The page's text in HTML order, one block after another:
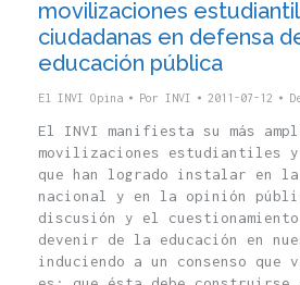
movilizaciones
ciudadanas en defensa
educación pública
El INVI Opina Por INVI 2011-07-12
El INVI manifiesta su más
movilizaciones estudiantiles y
que han logrado instalar en la
nacional y en la opinión
discusión y el
devenir de la educación en
induciendo a un consenso que